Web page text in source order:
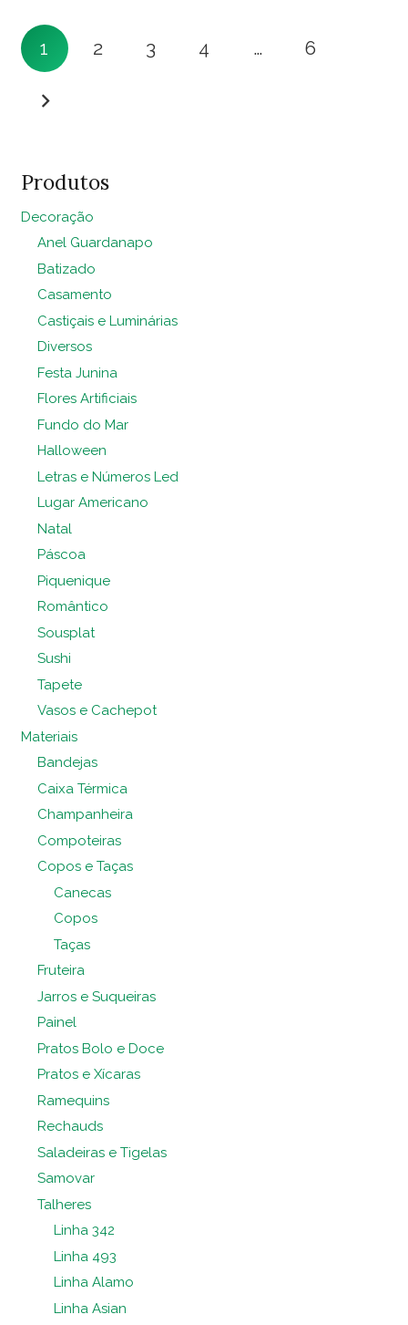
Rosa
Pink
1.50
Paginação
de
posts
1 2 3 4 … 6
Produtos
Decoração
Anel Guardanapo
Batizado
Casamento
Castiçais e Luminárias
Diversos
Festa Junina
Flores Artificiais
Fundo do Mar
Halloween
Letras e Números Led
Lugar Americano
Natal
Páscoa
Piquenique
Romântico
Sousplat
Sushi
Tapete
Vasos e Cachepot
Materiais
Bandejas
Caixa Térmica
Champanheira
Compoteiras
Copos e Taças
Canecas
Copos
Taças
Fruteira
Jarros e Suqueiras
Painel
Pratos Bolo e Doce
Pratos e Xícaras
Ramequins
Rechauds
Saladeiras e Tigelas
Samovar
Talheres
Linha 342
Linha 493
Linha Alamo
Linha Asian